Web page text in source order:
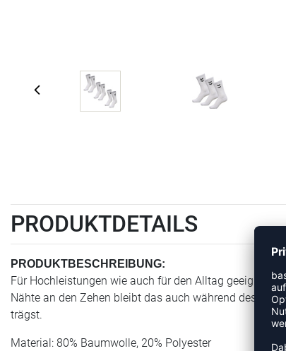
PRODUKTDETAILS
PRODUKTBESCHREIBUNG:
Für Hochleistungen wie auch für den Alltag geeignet:
Nähte an den Zehen bleibt das auch während des
trägst.
Material: 80% Baumwolle, 20% Polyester